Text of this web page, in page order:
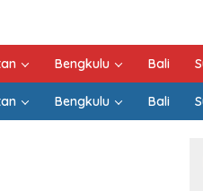
Bengkulu Bali
Bengkulu Bali